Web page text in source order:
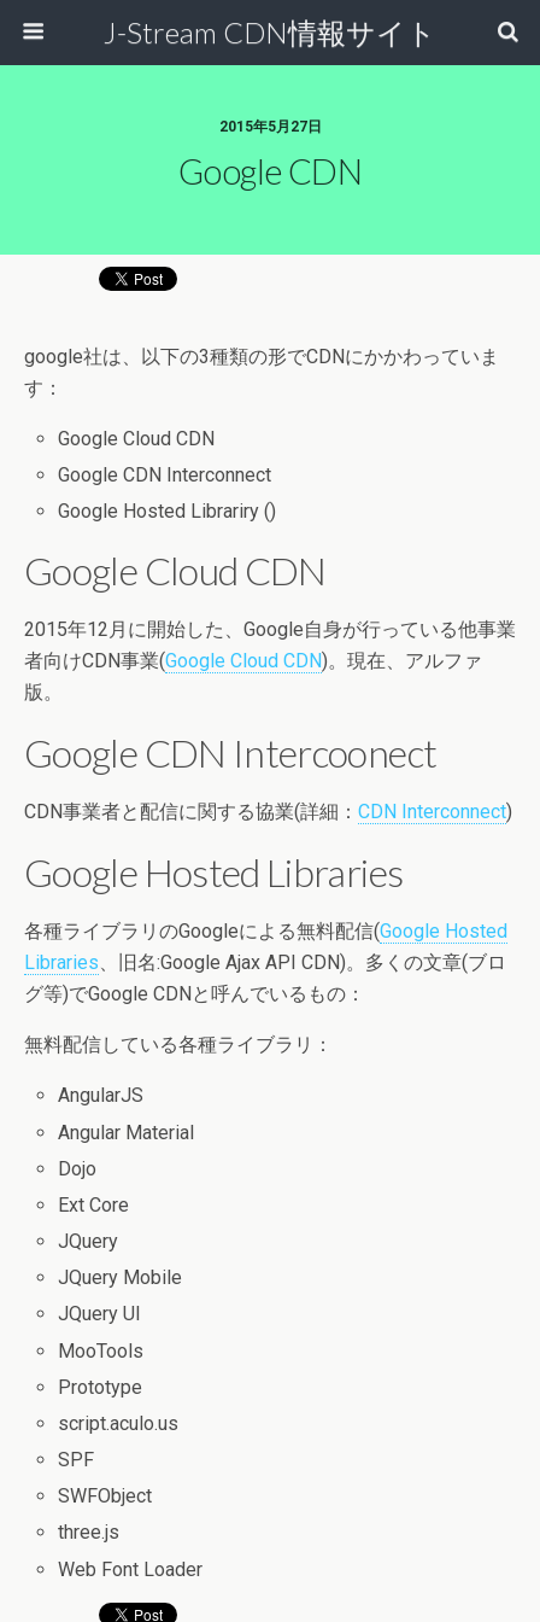
J-Stream CDN情報サイト
2015年5月27日
Google CDN
google社は、以下の3種類の形でCDNにかかわっていま
す：
Google Cloud CDN
Google CDN Interconnect
Google Hosted Librariry ()
Google Cloud CDN
2015年12月に開始した、Google自身が行っている他事業
者向けCDN事業(Google Cloud CDN)。現在、アルファ
版。
Google CDN Intercoonect
CDN事業者と配信に関する協業(詳細： CDN Interconnect)
Google Hosted Libraries
各種ライブラリのGoogleによる無料配信(Google Hosted
Libraries、旧名:Google Ajax API CDN)。多くの文章(ブロ
グ等)でGoogle CDNと呼んでいるもの：
無料配信している各種ライブラリ：
AngularJS
Angular Material
Dojo
Ext Core
JQuery
JQuery Mobile
JQuery UI
MooTools
Prototype
script.aculo.us
SPF
SWFObject
three.js
Web Font Loader